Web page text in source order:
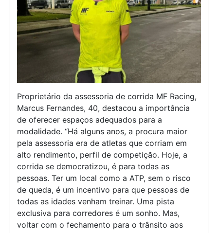
Proprietário da assessoria de corrida MF Racing,
Marcus Fernandes, 40, destacou a importância
de oferecer espaços adequados para a
modalidade. “Há alguns anos, a procura maior
pela assessoria era de atletas que corriam em
alto rendimento, perfil de competição. Hoje, a
corrida se democratizou, é para todas as
pessoas. Ter um local como a ATP, sem o risco
de queda, é um incentivo para que pessoas de
todas as idades venham treinar. Uma pista
exclusiva para corredores é um sonho. Mas,
voltar com o fechamento para o trânsito aos